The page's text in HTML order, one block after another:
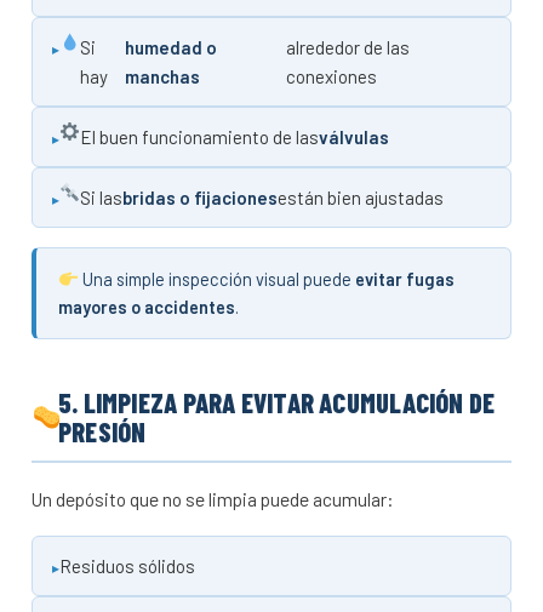
Si
hay
humedad o
manchas
alrededor de las
conexiones
El buen funcionamiento de lasválvulas
Si lasbridas o fijacionesestán bien ajustadas
Una simple inspección visual puede evitar fugas
mayores o accidentes.
5. LIMPIEZA PARA EVITAR ACUMULACIÓN DE
PRESIÓN
Un depósito que no se limpia puede acumular:
Residuos sólidos